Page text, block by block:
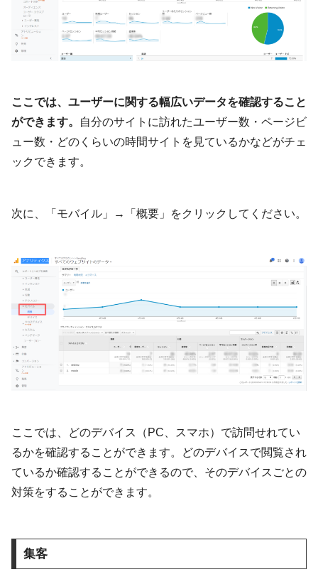
ここでは、ユーザーに関する幅広いデータを確認すること
ができます。
自分のサイトに訪れたユーザー数・ページビ
ュー数・どのくらいの時間サイトを見ているかなどがチェ
ックできます。
次に、「モバイル」→「概要」をクリックしてください。
ここでは、どのデバイス（PC、スマホ）で訪問せれてい
るかを確認することができます。どのデバイスで閲覧され
ているか確認することができるので、そのデバイスごとの
対策をすることができます。
集客